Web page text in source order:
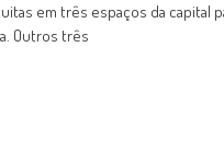
em três espaços da capital
Outros três